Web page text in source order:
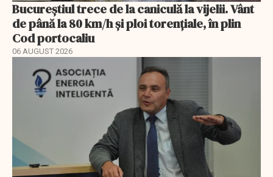
Bucureștiul trece de la caniculă la vijelii. Vânt
de până la 80 km/h și ploi torențiale, în plin
Cod portocaliu
06 AUGUST 2026